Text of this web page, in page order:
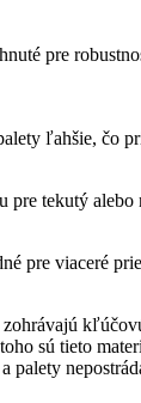
pre
ľahšie, čo
tekutý
pre viaceré
sú tieto